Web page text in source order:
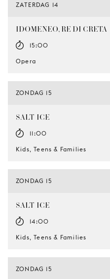
ZATERDAG 14
IDOMENEO, RE DI CRETA
15:00
Opera
ZONDAG 15
SALT-ICE
11:00
Kids, Teens & Families
ZONDAG 15
SALT-ICE
14:00
Kids, Teens & Families
ZONDAG 15